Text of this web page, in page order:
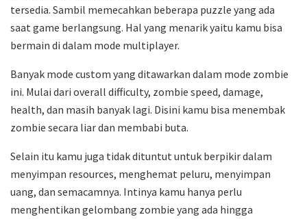
tersedia. Sambil memecahkan beberapa puzzle yang ada
saat game berlangsung. Hal yang menarik yaitu kamu bisa
bermain di dalam mode multiplayer.
Banyak mode custom yang ditawarkan dalam mode zombie
ini. Mulai dari overall difficulty, zombie speed, damage,
health, dan masih banyak lagi. Disini kamu bisa menembak
zombie secara liar dan membabi buta.
Selain itu kamu juga tidak dituntut untuk berpikir dalam
menyimpan resources, menghemat peluru, menyimpan
uang, dan semacamnya. Intinya kamu hanya perlu
menghentikan gelombang zombie yang ada hingga